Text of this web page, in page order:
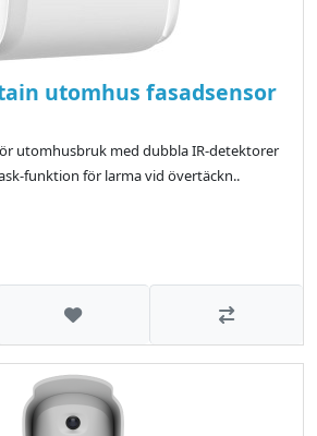
utomhus fasadsensor
utomhusbruk med dubbla IR-detektorer
funktion för larma vid övertäckn..
Lägg till i önskelistanJämför